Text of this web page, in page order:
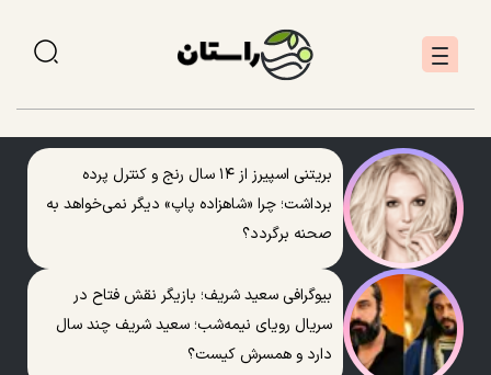
بریتنی اسپیرز از ۱۴ سال رنج و کنترل پرده
برداشت؛ چرا «شاهزاده پاپ» دیگر نمی‌خواهد به
صحنه برگردد؟
بیوگرافی سعید شریف؛ بازیگر نقش فتاح در
سریال رویای نیمه‌شب؛ سعید شریف چند سال
دارد و همسرش کیست؟